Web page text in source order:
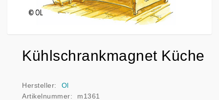
Kühlschrankmagnet Küche
Hersteller:
Ol
Artikelnummer:
m1361